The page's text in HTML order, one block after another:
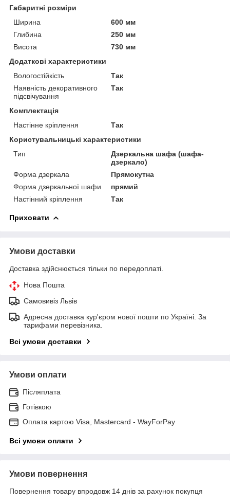
Габаритні розміри
Ширина
600 мм
Глибина
250 мм
Висота
730 мм
Додаткові характеристики
Вологостійкість
Так
Наявність декоративного
підсвічування
Так
Комплектація
Настінне кріплення
Так
Користувальницькі характеристики
Тип
Дзеркальна шафа (шафа-
дзеркало)
Форма дзеркала
Прямокутна
Форма дзеркальної шафи
прямий
Настінний кріплення
Так
Приховати
Умови доставки
Доставка здійснюється тільки по передоплаті.
Нова Пошта
Самовивіз Львів
Адресна доставка кур'єром нової пошти по Україні. За
тарифами перевізника.
Всі умови доставки
Умови оплати
Післяплата
Готівкою
Оплата картою Visa, Mastercard - WayForPay
Всі умови оплати
Умови повернення
Повернення товару впродовж 14 днів за рахунок покупця